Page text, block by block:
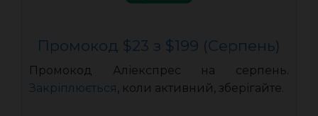
Промокод $23 з $199 (Серпень)
Промокод Аліекспрес на серпень.
Закріплюється, коли активний, зберігайте.